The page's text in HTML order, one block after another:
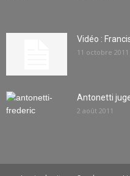
Vidéo :
11 octobre 2011
Antonetti
2 août 2011